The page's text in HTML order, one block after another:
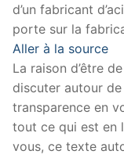
d’un fabricant
porte sur la
Aller à la source
La raison d’être
discuter autour
transparence en
tout ce qui est en
vous, ce texte